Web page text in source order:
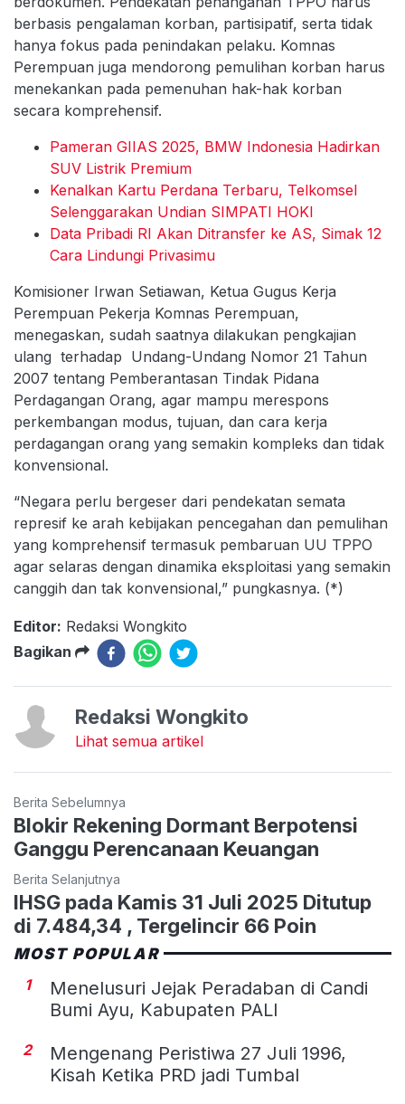
berbasis pengalaman korban, partisipatif, serta tidak
hanya fokus pada penindakan pelaku. Komnas
Perempuan juga mendorong pemulihan korban harus
menekankan pada pemenuhan hak-hak korban
secara komprehensif.
Pameran GIIAS 2025, BMW Indonesia Hadirkan
SUV Listrik Premium
Kenalkan Kartu Perdana Terbaru, Telkomsel
Selenggarakan Undian SIMPATI HOKI
Data Pribadi RI Akan Ditransfer ke AS, Simak 12
Cara Lindungi Privasimu
Komisioner Irwan Setiawan, Ketua Gugus Kerja
Perempuan Pekerja Komnas Perempuan,
menegaskan, sudah saatnya dilakukan pengkajian
ulang terhadap Undang-Undang Nomor 21 Tahun
2007 tentang Pemberantasan Tindak Pidana
Perdagangan Orang, agar mampu merespons
perkembangan modus, tujuan, dan cara kerja
perdagangan orang yang semakin kompleks dan tidak
konvensional.
“Negara perlu bergeser dari pendekatan semata
represif ke arah kebijakan pencegahan dan pemulihan
yang komprehensif termasuk pembaruan UU TPPO
agar selaras dengan dinamika eksploitasi yang semakin
canggih dan tak konvensional,” pungkasnya. (*)
Editor: Redaksi Wongkito
Bagikan
Redaksi Wongkito
Lihat semua artikel
Berita Sebelumnya
Blokir Rekening Dormant Berpotensi
Ganggu Perencanaan Keuangan
Berita Selanjutnya
IHSG pada Kamis 31 Juli 2025 Ditutup
di 7.484,34 , Tergelincir 66 Poin
MOST POPULAR
1
Menelusuri Jejak Peradaban di Candi
Bumi Ayu, Kabupaten PALI
2
Mengenang Peristiwa 27 Juli 1996,
Kisah Ketika PRD jadi Tumbal